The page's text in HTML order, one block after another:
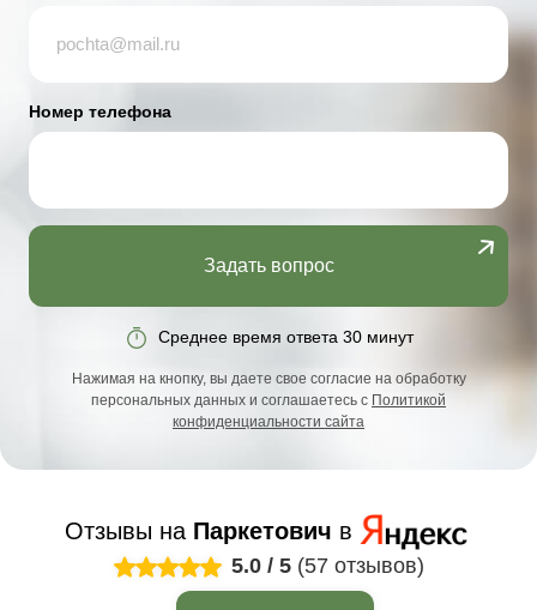
Номер телефона
Задать вопрос
Среднее время ответа 30 минут
Нажимая на кнопку, вы даете свое согласие на обработку
персональных данных и соглашаетесь с Политикой
конфиденциальности сайта
Отзывы на Паркетович в
5.0 / 5 (57 отзывов)